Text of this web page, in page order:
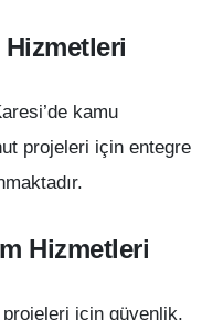
kamu
projeleri için entegre
Hizmetleri
için güvenlik,